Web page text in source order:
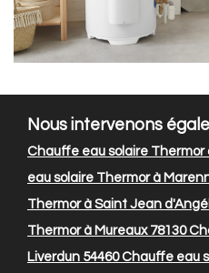
Nous intervenons
Chauffe eau solaire Thermor
eau solaire Thermor à
Thermor à Saint Jean
Thermor à Mureaux 78130
Liverdun 54460Chauffe eau